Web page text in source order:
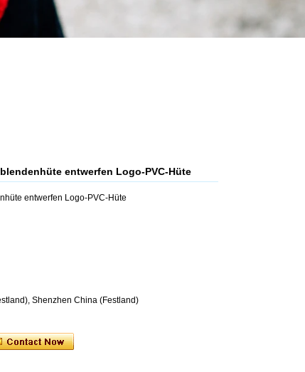
entwerfen Logo-PVC-Hüte
entwerfen Logo-PVC-Hüte
Shenzhen China (Festland)